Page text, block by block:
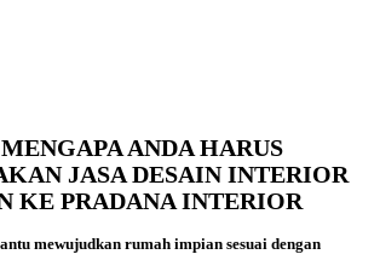
ANDA HARUS
JASA DESAIN INTERIOR
KE PRADANA INTERIOR
mewujudkan rumah impian sesuai dengan